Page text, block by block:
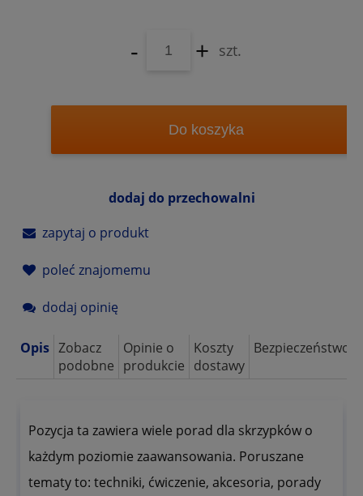
- + szt.
Do koszyka
dodaj do przechowalni
zapytaj o produkt
poleć znajomemu
dodaj opinię
Opis Zobacz
podobne
Opinie o
produkcie
Koszty
dostawy
Bezpieczeństwo
Pozycja ta zawiera wiele porad dla skrzypków o
każdym poziomie zaawansowania. Poruszane
tematy to: techniki, ćwiczenie, akcesoria, porady